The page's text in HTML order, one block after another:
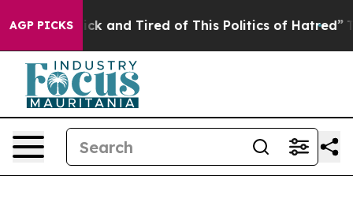
AGP PICKS
Sick and Tired of This Politics of Hatred” The